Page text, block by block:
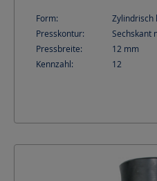
Form:
Zylindrisch
Presskontur:
Sechskant
Pressbreite:
12 mm
Kennzahl:
12